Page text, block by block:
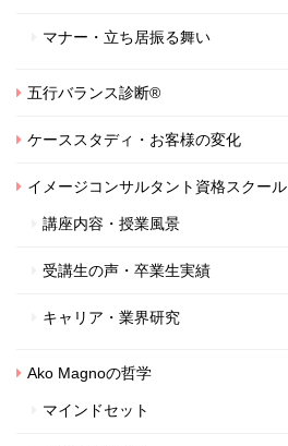
マナー・立ち居振る舞い
五行バランス診断®
ケーススタディ・お客様の変化
イメージコンサルタント資格スクール
講座内容・授業風景
受講生の声・卒業生実績
キャリア・業界研究
Ako Magnoの哲学
マインドセット